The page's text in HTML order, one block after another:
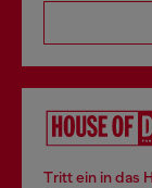
Tritt ein in das